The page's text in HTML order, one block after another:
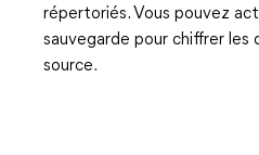
répertoriés. Vous pouvez
sauvegarde pour chiffrer les
source.